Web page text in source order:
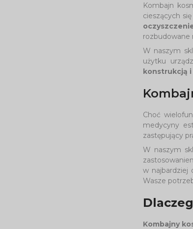
Kombajn
cieszących
rozbudowane
W naszym
użytku
konstrukcją
Choć
medycyny
zastępujący
W naszym
w najbardziej
Wasze
Kombajny